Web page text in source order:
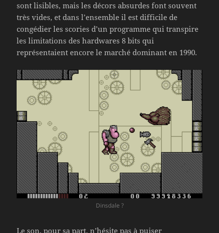
sont lisibles, mais les décors absurdes font souvent
très vides, et dans l’ensemble il est difficile de
congédier les scories d’un programme qui transpire
les limitations des hardwares 8 bits qui
représentaient encore le marché dominant en 1990.
Dinsdale ?
Le son, pour sa part, n’hésite pas à puiser